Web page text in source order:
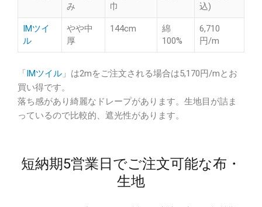
み
巾
込)
IMツイ
ル
やや中
厚
144cm
綿
100%
6,710
円/m
「IMツイル 」は2mをご注文される場合は5,170円/mとお
買い得です。
落ち感があり綺麗なドレープがあります。生地目が詰ま
っているので比較的、遮光性があります。
短納期5営業日でご注文可能な布・
生地